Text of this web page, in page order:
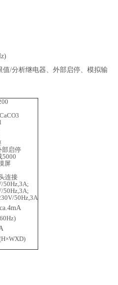
值/分析继电器、外部启停、模拟输
部启停
5000
屏
连接
50Hz,3A;
50Hz,3A;
50Hz,3A